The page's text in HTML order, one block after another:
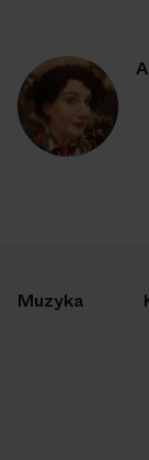
Muzyka